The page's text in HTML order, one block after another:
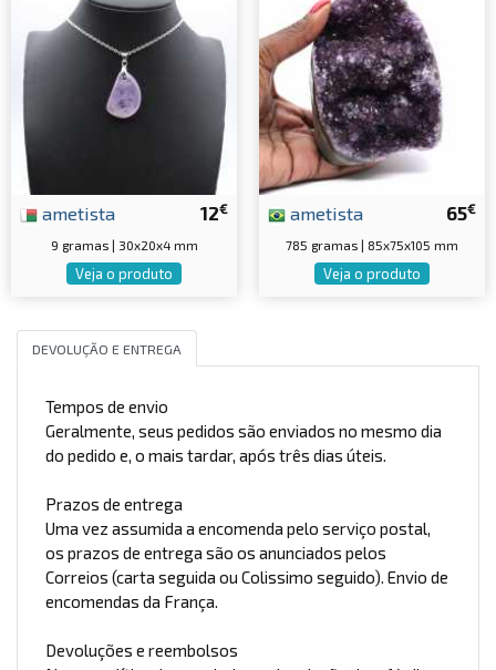
12€
ametista
9 gramas | 30x20x4 mm
Veja o produto
65€
ametista
785 gramas | 85x75x105 mm
Veja o produto
DEVOLUÇÃO E ENTREGA
Tempos de envio
Geralmente, seus pedidos são enviados no mesmo dia
do pedido e, o mais tardar, após três dias úteis.
Prazos de entrega
Uma vez assumida a encomenda pelo serviço postal,
os prazos de entrega são os anunciados pelos
Correios (carta seguida ou Colissimo seguido). Envio de
encomendas da França.
Devoluções e reembolsos